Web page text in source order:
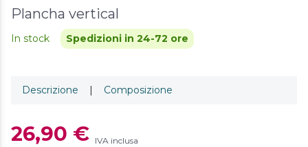
Plancha vertical
In stock Spedizioni in 24-72 ore
Descrizione | Composizione
26,90 € IVA inclusa